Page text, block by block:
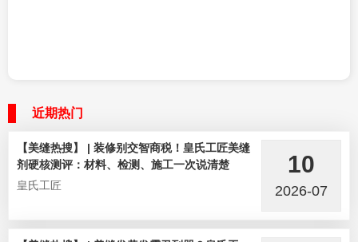
近期热门
【美缝热搜】 | 装修别交智商税！皇氏工匠美缝
剂硬核测评：材料、检测、施工一次说清楚
皇氏工匠
10
2026-07